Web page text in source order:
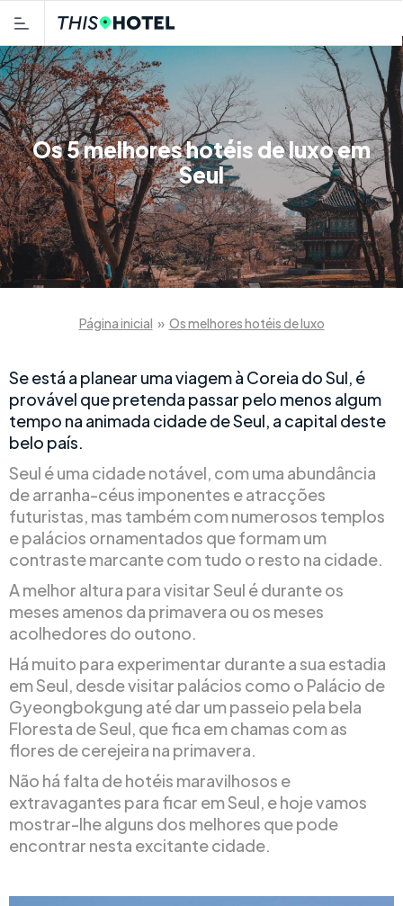
Os 5 melhores hotéis de luxo em
Seul
Página inicial » Os melhores hotéis de luxo
Se está a planear uma viagem à Coreia do Sul, é
provável que pretenda passar pelo menos algum
tempo na animada cidade de Seul, a capital deste
belo país.
Seul é uma cidade notável, com uma abundância
de arranha-céus imponentes e atracções
futuristas, mas também com numerosos templos
e palácios ornamentados que formam um
contraste marcante com tudo o resto na cidade.
A melhor altura para visitar Seul é durante os
meses amenos da primavera ou os meses
acolhedores do outono.
Há muito para experimentar durante a sua estadia
em Seul, desde visitar palácios como o Palácio de
Gyeongbokgung até dar um passeio pela bela
Floresta de Seul, que fica em chamas com as
flores de cerejeira na primavera.
Não há falta de hotéis maravilhosos e
extravagantes para ficar em Seul, e hoje vamos
mostrar-lhe alguns dos melhores que pode
encontrar nesta excitante cidade.